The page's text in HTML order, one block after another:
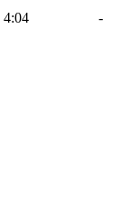
4:04 -